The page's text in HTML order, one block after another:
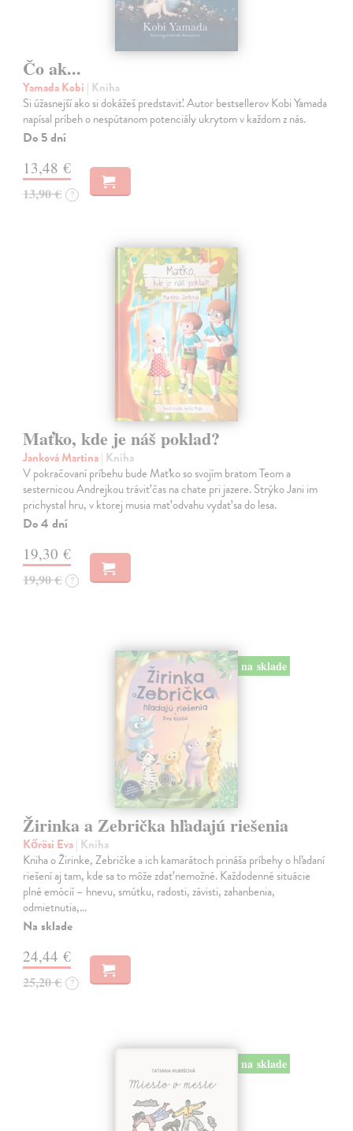
Čo ak...
Yamada Kobi | Kniha
Si úžasnejší ako si dokážeš predstaviť. Autor bestsellerov Kobi Yamada
napísal príbeh o nespútanom potenciály ukrytom v každom z nás.
Do 5 dní
13,48 €
13,90 € ?
Maťko, kde je náš poklad?
Janková Martina| Kniha
V pokračovaní príbehu bude Maťko so svojím bratom Teom a
sesternicou Andrejkou tráviť čas na chate pri jazere. Strýko Jani im
prichystal hru, v ktorej musia mať odvahu vydať sa do lesa.
Do 4 dní
19,30 €
19,90 € ?
na sklade
Žirinka a Zebrička hľadajú riešenia
Kőrösi Eva| Kniha
Kniha o Žirinke, Zebričke a ich kamarátoch prináša príbehy o hľadaní
riešení aj tam, kde sa to môže zdať nemožné. Každodenné situácie
plné emócií – hnevu, smútku, radosti, závisti, zahanbenia,
odmietnutia,…
Na sklade
24,44 €
25,20 € ?
na sklade